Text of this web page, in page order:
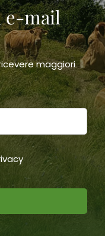
e-mail
maggiori